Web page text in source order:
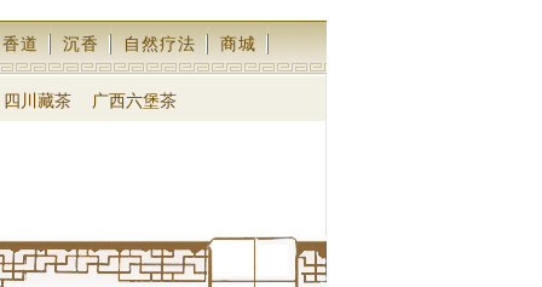
香道 沉香 自然疗法 商城
四川藏茶 广西六堡茶